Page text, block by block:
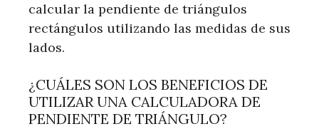
calcular la pendiente de triángulos
rectángulos utilizando las medidas de sus
lados.
¿CUÁLES SON LOS BENEFICIOS DE
UTILIZAR UNA CALCULADORA DE
PENDIENTE DE TRIÁNGULO?